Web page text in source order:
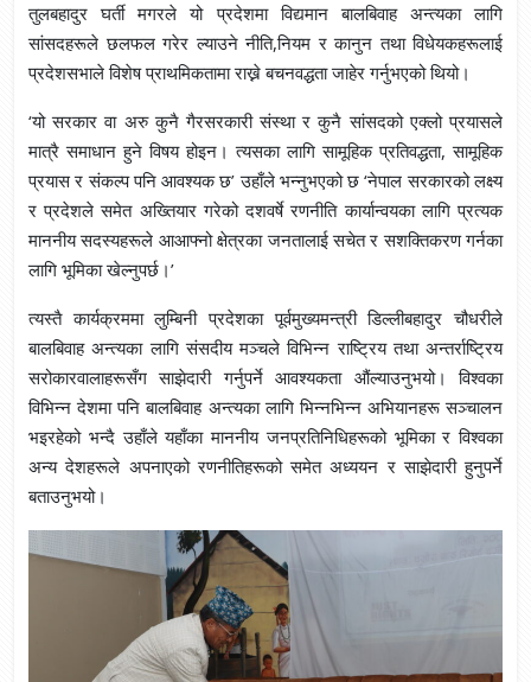
तुलबहादुर घर्ती मगरले यो प्रदेशमा विद्यमान बालबिवाह अन्त्यका लागि
सांसदहरूले छलफल गरेर ल्याउने नीति,नियम र कानुन तथा विधेयकहरूलाई
प्रदेशसभाले विशेष प्राथमिकतामा राख्ने बचनवद्धता जाहेर गर्नुभएको थियो।
‘यो सरकार वा अरु कुनै गैरसरकारी संस्था र कुनै सांसदको एक्लो प्रयासले
मात्रै समाधान हुने विषय होइन। त्यसका लागि सामूहिक प्रतिवद्धता, सामूहिक
प्रयास र संकल्प पनि आवश्यक छ’ उहाँले भन्नुभएको छ ‘नेपाल सरकारको लक्ष्य
र प्रदेशले समेत अख्तियार गरेको दशवर्षे रणनीति कार्यान्वयका लागि प्रत्यक
माननीय सदस्यहरूले आआफ्नो क्षेत्रका जनतालाई सचेत र सशक्तिकरण गर्नका
लागि भूमिका खेल्नुपर्छ।’
त्यस्तै कार्यक्रममा लुम्बिनी प्रदेशका पूर्वमुख्यमन्त्री डिल्लीबहादुर चौधरीले
बालबिवाह अन्त्यका लागि संसदीय मञ्चले विभिन्न राष्ट्रिय तथा अन्तर्राष्ट्रिय
सरोकारवालाहरूसँग साझेदारी गर्नुपर्ने आवश्यकता औंल्याउनुभयो। विश्वका
विभिन्न देशमा पनि बालबिवाह अन्त्यका लागि भिन्नभिन्न अभियानहरू सञ्चालन
भइरहेको भन्दै उहाँले यहाँका माननीय जनप्रतिनिधिहरूको भूमिका र विश्वका
अन्य देशहरूले अपनाएको रणनीतिहरूको समेत अध्ययन र साझेदारी हुनुपर्ने
बताउनुभयो।